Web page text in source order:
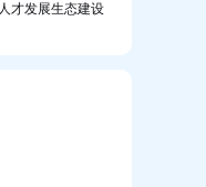
才发展生态建设